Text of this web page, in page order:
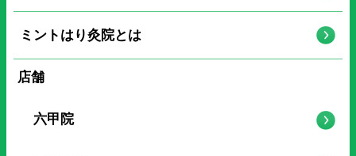
ミントはり灸院とは
店舗
六甲院